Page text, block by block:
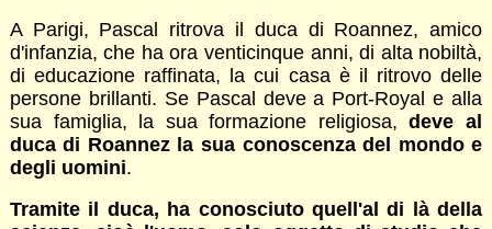
A Parigi, Pascal ritrova il duca di Roannez, amico
d'infanzia, che ha ora venticinque anni, di alta nobiltà,
di educazione raffinata, la cui casa è il ritrovo delle
persone brillanti. Se Pascal deve a Port-Royal e alla
sua famiglia, la sua formazione religiosa,deve al
duca di Roannez la sua conoscenza del mondo e
degli uomini.
Tramite il duca, ha conosciuto quell'al di là della